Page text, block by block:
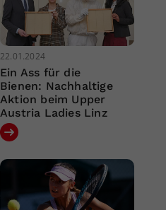
22.01.2024
Ein Ass für die
Bienen: Nachhaltige
Aktion beim Upper
Austria Ladies Linz